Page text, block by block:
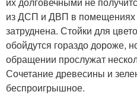
из ДСП и ДВП в
затруднена. Стойки для
обойдутся гораздо дороже,
обращении прослужат
Сочетание древесины и
беспроигрышное.